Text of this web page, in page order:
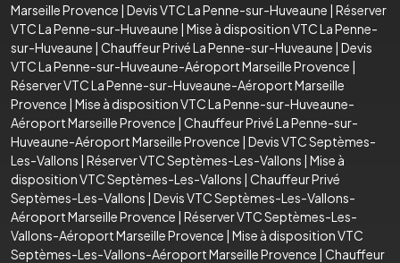
Marseille Provence | Devis VTC La Penne-sur-Huveaune | Réserver
VTC La Penne-sur-Huveaune | Mise à disposition VTC La Penne-
sur-Huveaune | Chauffeur Privé La Penne-sur-Huveaune | Devis
VTC La Penne-sur-Huveaune-Aéroport Marseille Provence |
Réserver VTC La Penne-sur-Huveaune-Aéroport Marseille
Provence | Mise à disposition VTC La Penne-sur-Huveaune-
Aéroport Marseille Provence | Chauffeur Privé La Penne-sur-
Huveaune-Aéroport Marseille Provence | Devis VTC Septèmes-
Les-Vallons | Réserver VTC Septèmes-Les-Vallons | Mise à
disposition VTC Septèmes-Les-Vallons | Chauffeur Privé
Septèmes-Les-Vallons | Devis VTC Septèmes-Les-Vallons-
Aéroport Marseille Provence | Réserver VTC Septèmes-Les-
Vallons-Aéroport Marseille Provence | Mise à disposition VTC
Septèmes-Les-Vallons-Aéroport Marseille Provence | Chauffeur